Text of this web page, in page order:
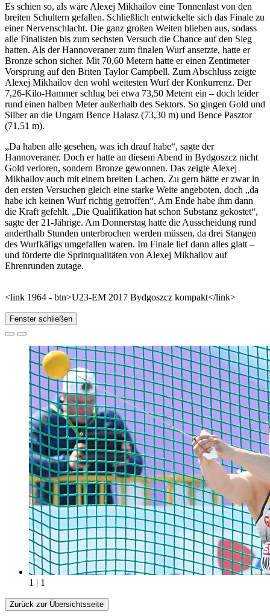
Es schien so, als wäre Alexej Mikhailov eine Tonnenlast von den
breiten Schultern gefallen. Schließlich entwickelte sich das Finale zu
einer Nervenschlacht. Die ganz großen Weiten blieben aus, sodass
alle Finalisten bis zum sechsten Versuch die Chance auf den Sieg
hatten. Als der Hannoveraner zum finalen Wurf ansetzte, hatte er
Bronze schon sicher. Mit 70,60 Metern hatte er einen Zentimeter
Vorsprung auf den Briten Taylor Campbell. Zum Abschluss zeigte
Alexej Mikhailov den wohl weitesten Wurf der Konkurrenz. Der
7,26-Kilo-Hammer schlug bei etwa 73,50 Metern ein – doch leider
rund einen halben Meter außerhalb des Sektors. So gingen Gold und
Silber an die Ungarn Bence Halasz (73,30 m) und Bence Pasztor
(71,51 m).
„Da haben alle gesehen, was ich drauf habe“, sagte der
Hannoveraner. Doch er hatte an diesem Abend in Bydgoszcz nicht
Gold verloren, sondern Bronze gewonnen. Das zeigte Alexej
Mikhailov auch mit einem breiten Lachen. Zu gern hätte er zwar in
den ersten Versuchen gleich eine starke Weite angeboten, doch „da
habe ich keinen Wurf richtig getroffen“. Am Ende habe ihm dann
die Kraft gefehlt. „Die Qualifikation hat schon Substanz gekostet“,
sagte der 21-Jährige. Am Donnerstag hatte die Ausscheidung rund
anderthalb Stunden unterbrochen werden müssen, da drei Stangen
des Wurfkäfigs umgefallen waren. Im Finale lief dann alles glatt –
und förderte die Sprintqualitäten von Alexej Mikhailov auf
Ehrenrunden zutage.
<link 1964 - btn>U23-EM 2017 Bydgoszcz kompakt</link>
Fenster schließen
1 | 1
Zurück zur Übersichtsseite